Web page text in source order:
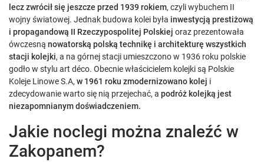
lecz zwrócił się jeszcze przed 1939 rokiem, czyli wybuchem II
wojny światowej. Jednak budowa kolei była inwestycją prestiżową
i propagandową II Rzeczypospolitej Polskiej oraz prezentowała
ówczesną nowatorską polską technikę i architekturę wszystkich
stacji kolejki, a na górnej stacji umieszczono w 1936 roku polskie
godło w stylu art déco. Obecnie właścicielem kolejki są Polskie
Koleje Linowe S.A, w 1961 roku zmodernizowano kolej i
zdecydowanie warto się nią przejechać, a podróż kolejką jest
niezapomnianym doświadczeniem.
Jakie noclegi można znaleźć w
Zakopanem?